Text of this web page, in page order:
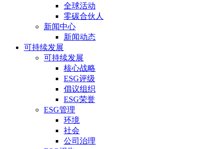
全球活动
零碳合伙人
新闻中心
新闻动态
可持续发展
可持续发展
核心战略
ESG评级
倡议组织
ESG荣誉
ESG管理
环境
社会
公司治理